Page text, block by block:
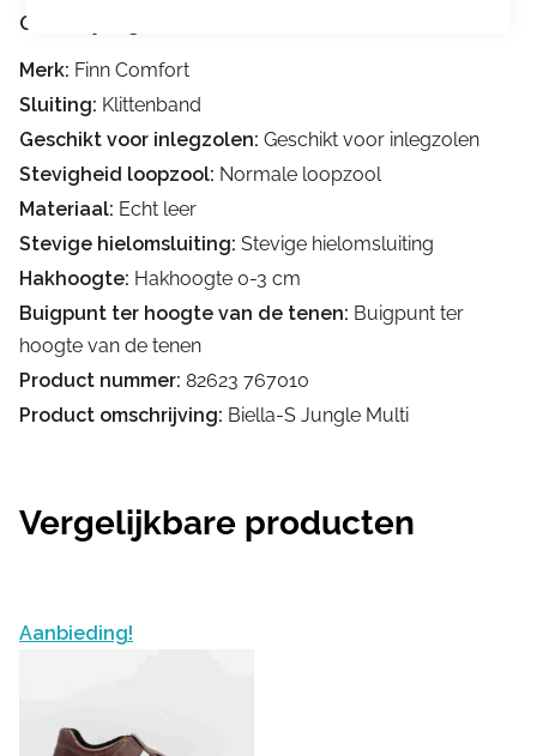
Omschrijving
Merk: Finn Comfort
Sluiting: Klittenband
Geschikt voor inlegzolen: Geschikt voor inlegzolen
Stevigheid loopzool: Normale loopzool
Materiaal: Echt leer
Stevige hielomsluiting: Stevige hielomsluiting
Hakhoogte: Hakhoogte 0-3 cm
Buigpunt ter hoogte van de tenen: Buigpunt ter
hoogte van de tenen
Product nummer: 82623 767010
Product omschrijving: Biella-S Jungle Multi
Vergelijkbare producten
Aanbieding!